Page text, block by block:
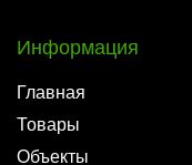
Информация
Главная
Товары
Объекты